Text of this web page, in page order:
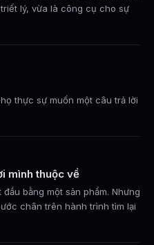
lý, vừa là công cụ cho sự
thực sự muốn một câu trả lời
mình thuộc về
bằng một sản phẩm. Nhưng
chân trên hành trình tìm lại